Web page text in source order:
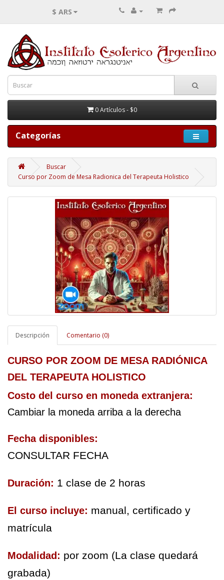
$ ARS
0 Artículos - $0
Categorías
Buscar
Curso por Zoom de Mesa Radionica del Terapeuta Holistico
Descripción Comentario (0)
CURSO POR ZOOM DE MESA RADIÓNICA
DEL TERAPEUTA HOLISTICO
Cambiar la moneda arriba a la derecha
Fecha disponibles:
CONSULTAR FECHA
Duración: 1 clase de 2 horas
El curso incluye: manual, certificado y
matrícula
Modalidad: por zoom (La clase quedará
grabada)